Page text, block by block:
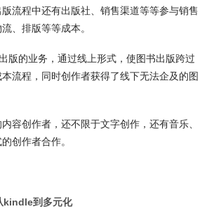
流程中还有出版社、销售渠道等等参与销售
、排版等等成本。
版的业务，通过线上形式，使图书出版跨过
流程，同时创作者获得了线下无法企及的图
容创作者，还不限于文字创作，还有音乐、
创作者合作。
kindle到多元化